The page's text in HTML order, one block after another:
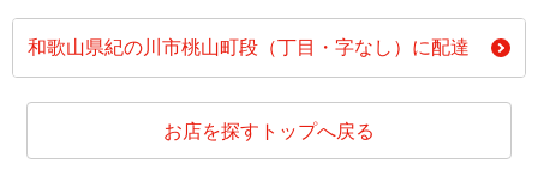
和歌山県紀の川市桃山町段（丁目・字なし）に配達
お店を探すトップへ戻る